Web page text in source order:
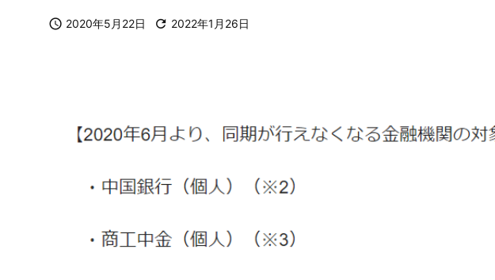
 2020年5月22日  2022年1月26日